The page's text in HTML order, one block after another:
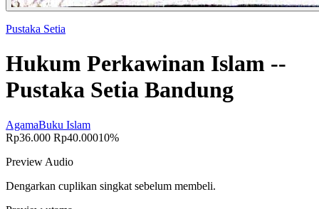
Pustaka Setia
Hukum Perkawinan Islam --
Pustaka Setia Bandung
AgamaBuku Islam
Rp36.000 Rp40.00010%
Preview Audio
Dengarkan cuplikan singkat sebelum membeli.